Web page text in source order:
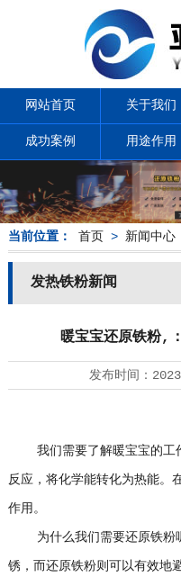
网站首页 关于我们
成功案例 用途作用
当前位置： 首页 > 新闻中心
发热铁粉新闻
暖宝宝还原铁粉,
发布时间：
我们需要了解暖宝宝的工
反应，将化学能转化为热能。
作用。
为什么我们需要还原铁粉
锈，而还原铁粉则可以有效地